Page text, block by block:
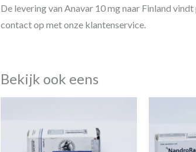
De levering van Anavar 10 mg naar Finland
contact op met onze klantenservice.
Bekijk ook eens
was: